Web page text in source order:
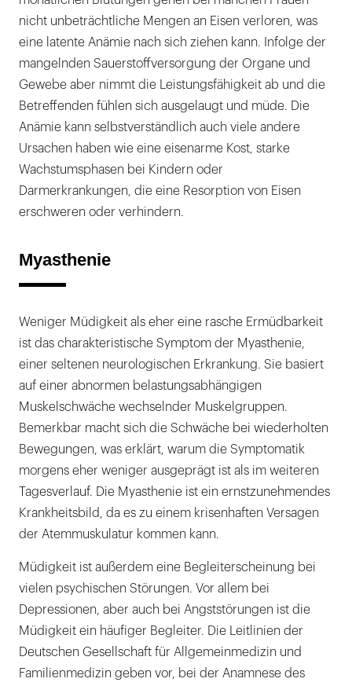
nicht unbeträchtliche Mengen an Eisen verloren, was
eine latente Anämie nach sich ziehen kann. Infolge der
mangelnden Sauerstoffversorgung der Organe und
Gewebe aber nimmt die Leistungsfähigkeit ab und die
Betreffenden fühlen sich ausgelaugt und müde. Die
Anämie kann selbstverständlich auch viele andere
Ursachen haben wie eine eisenarme Kost, starke
Wachstumsphasen bei Kindern oder
Darmerkrankungen, die eine Resorption von Eisen
erschweren oder verhindern.
Myasthenie
Weniger Müdigkeit als eher eine rasche Ermüdbarkeit
ist das charakteristische Symptom der Myasthenie,
einer seltenen neurologischen Erkrankung. Sie basiert
auf einer abnormen belastungsabhängigen
Muskelschwäche wechselnder Muskelgruppen.
Bemerkbar macht sich die Schwäche bei wiederholten
Bewegungen, was erklärt, warum die Symptomatik
morgens eher weniger ausgeprägt ist als im weiteren
Tagesverlauf. Die Myasthenie ist ein ernstzunehmendes
Krankheitsbild, da es zu einem krisenhaften Versagen
der Atemmuskulatur kommen kann.
Müdigkeit ist außerdem eine Begleiterscheinung bei
vielen psychischen Störungen. Vor allem bei
Depressionen, aber auch bei Angststörungen ist die
Müdigkeit ein häufiger Begleiter. Die Leitlinien der
Deutschen Gesellschaft für Allgemeinmedizin und
Familienmedizin geben vor, bei der Anamnese des